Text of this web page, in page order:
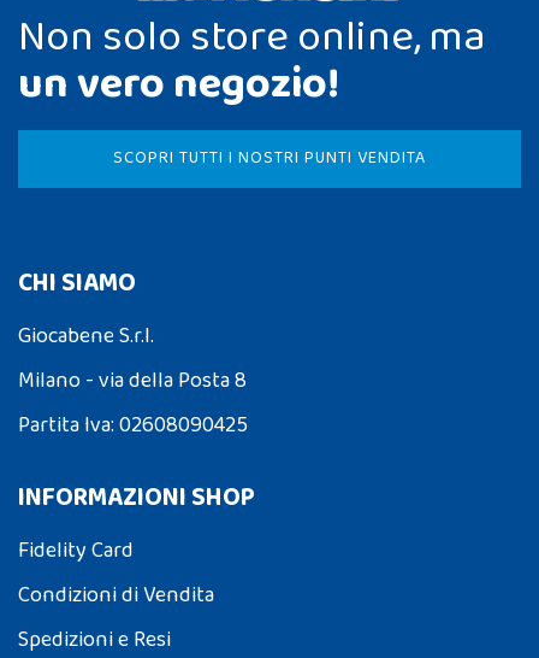
Non solo store online, ma
un vero negozio!
SCOPRI TUTTI I NOSTRI PUNTI VENDITA
CHI SIAMO
Giocabene S.r.l.
Milano - via della Posta 8
Partita Iva: 02608090425
INFORMAZIONI SHOP
Fidelity Card
Condizioni di Vendita
Spedizioni e Resi